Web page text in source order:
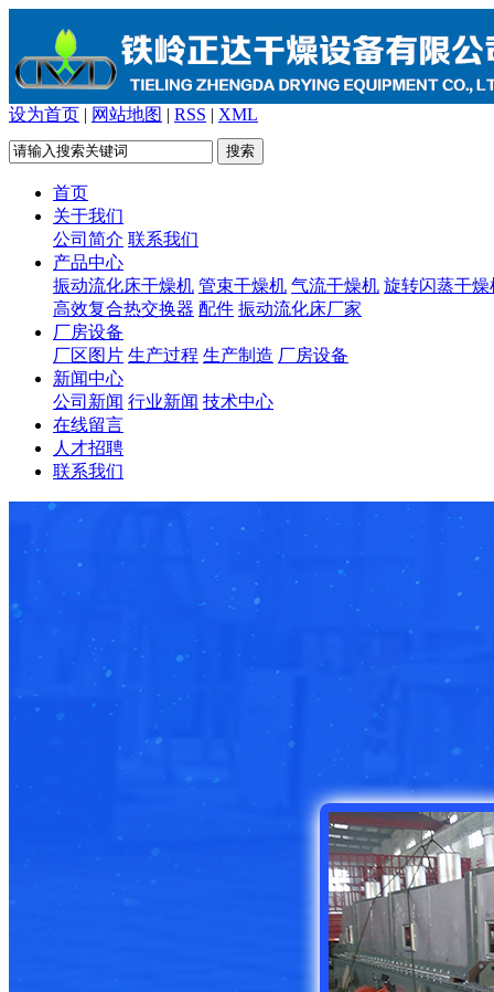
设为首页 | 网站地图 | RSS | XML
首页
关于我们
公司简介 联系我们
产品中心
振动流化床干燥机 管束干燥机 气流干燥机 旋转闪蒸干燥
高效复合热交换器 配件 振动流化床厂家
厂房设备
厂区图片 生产过程 生产制造 厂房设备
新闻中心
公司新闻 行业新闻 技术中心
在线留言
人才招聘
联系我们